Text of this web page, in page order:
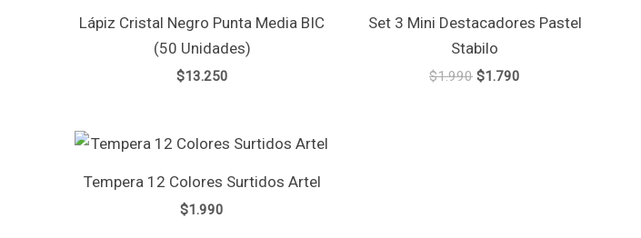
Lápiz Cristal Negro Punta Media BIC
(50 Unidades)
$13.250
Set 3 Mini Destacadores Pastel
Stabilo
$1.990 $1.790
Tempera 12 Colores Surtidos Artel
$1.990